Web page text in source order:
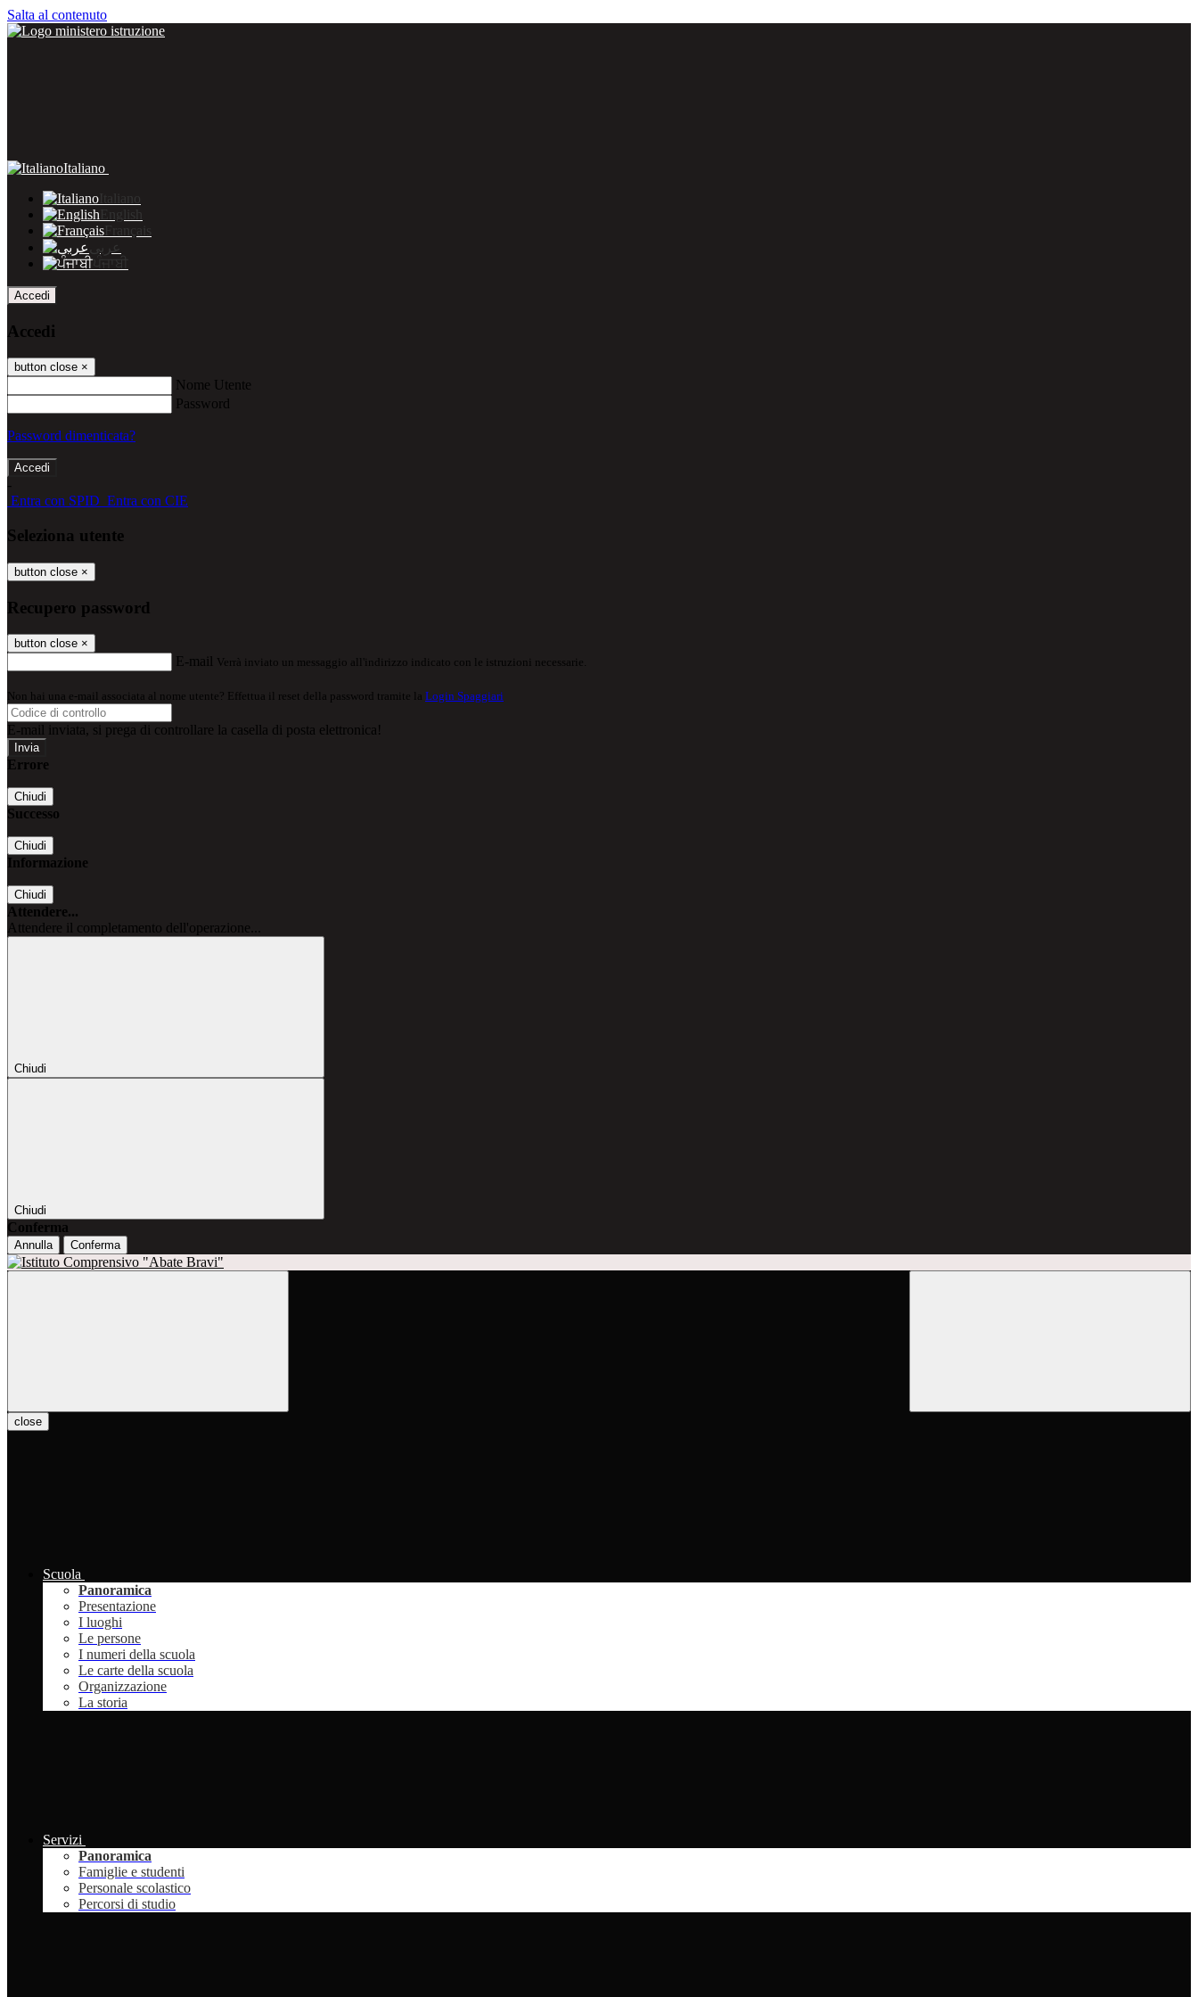
Salta al contenuto
Italiano
Italiano
English
Français
عربى
ਪੰਜਾਬੀ
Accedi
Accedi
button close ×
Nome Utente
Password
Password dimenticata?
-
Entra con SPID Entra con CIE
Seleziona utente
button close ×
Recupero password
button close ×
E-mail Verrà inviato un messaggio all'indirizzo indicato con le istruzioni necessarie.
Non hai una e-mail associata al nome utente? Effettua il reset della password tramite la Login Spaggiari
E-mail inviata, si prega di controllare la casella di posta elettronica!
Errore
Chiudi
Successo
Chiudi
Informazione
Chiudi
Attendere...
Attendere il completamento dell'operazione...
Chiudi
Chiudi
Conferma
Annulla Conferma
close
Scuola
Panoramica
Presentazione
I luoghi
Le persone
I numeri della scuola
Le carte della scuola
Organizzazione
La storia
Servizi
Panoramica
Famiglie e studenti
Personale scolastico
Percorsi di studio